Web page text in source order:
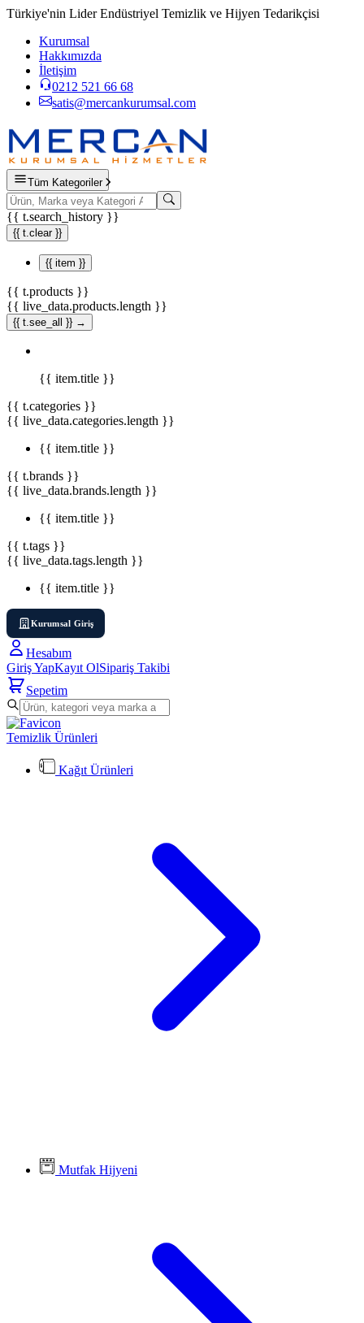
Türkiye'nin Lider Endüstriyel Temizlik ve Hijyen Tedarikçisi
Kurumsal
Hakkımızda
İletişim
0212 521 66 68
satis@mercankurumsal.com
Tüm Kategoriler
{{ t.search_history }}
{{ t.clear }}
{{ item }}
{{ t.products }}
{{ live_data.products.length }}
{{ t.see_all }} →
{{ item.title }}
{{ t.categories }}
{{ live_data.categories.length }}
{{ item.title }}
{{ t.brands }}
{{ live_data.brands.length }}
{{ item.title }}
{{ t.tags }}
{{ live_data.tags.length }}
{{ item.title }}
Kurumsal Giriş
Hesabım
Giriş YapKayıt OlSipariş Takibi
Sepetim
Temizlik Ürünleri
Kağıt Ürünleri
Mutfak Hijyeni